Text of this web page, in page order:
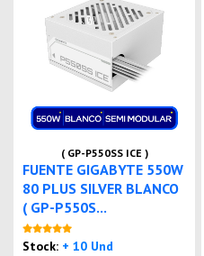
( GP-P550SS ICE )
FUENTE GIGABYTE 550W
80 PLUS SILVER BLANCO
( GP-P550S...
Stock: + 10 Und